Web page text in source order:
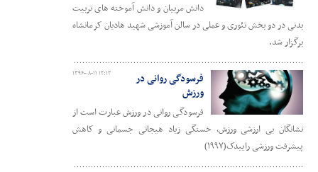
دانش مربیان و دانش آموخته های تربیت
بدنی در دو بخش تئوری و عملی در سالن آموزشی شهید هادیان کرمانشاه
برگزار شد.
۱۳۹۶-۰۸-۱۱ ۱۲:۱۲
فرسودگی روانی در
ورزش
فرسودگی روانی در ورزش عبارت است از
نشانگان بی ارزشی ورزش, خستگی زیاد هیجانی جسمانی و کاهش
پیشرفت ورزشی راییدک(۱۹۹۷)